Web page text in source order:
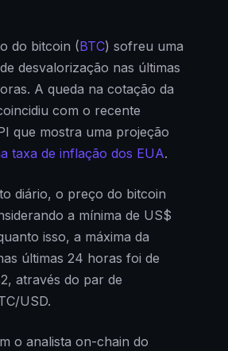
do bitcoin (BTC) sofreu uma
desvalorização nas últimas
A queda na cotação da
com o recente
que mostra uma projeção
taxa de inflação dos EUA.
diário, o preço do bitcoin
a mínima de US$
isso, a máxima da
últimas 24 horas foi de
através do par de
USD.
o analista on-chain do